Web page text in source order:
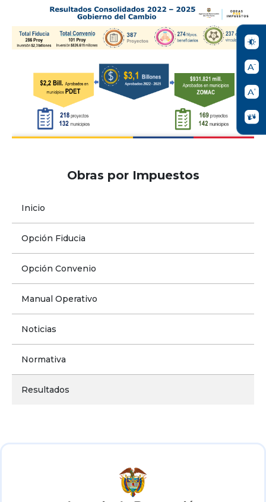
Obras por Impuestos
Inicio
Opción Fiducia
Opción Convenio
Manual Operativo
Noticias
Normativa
Resultados